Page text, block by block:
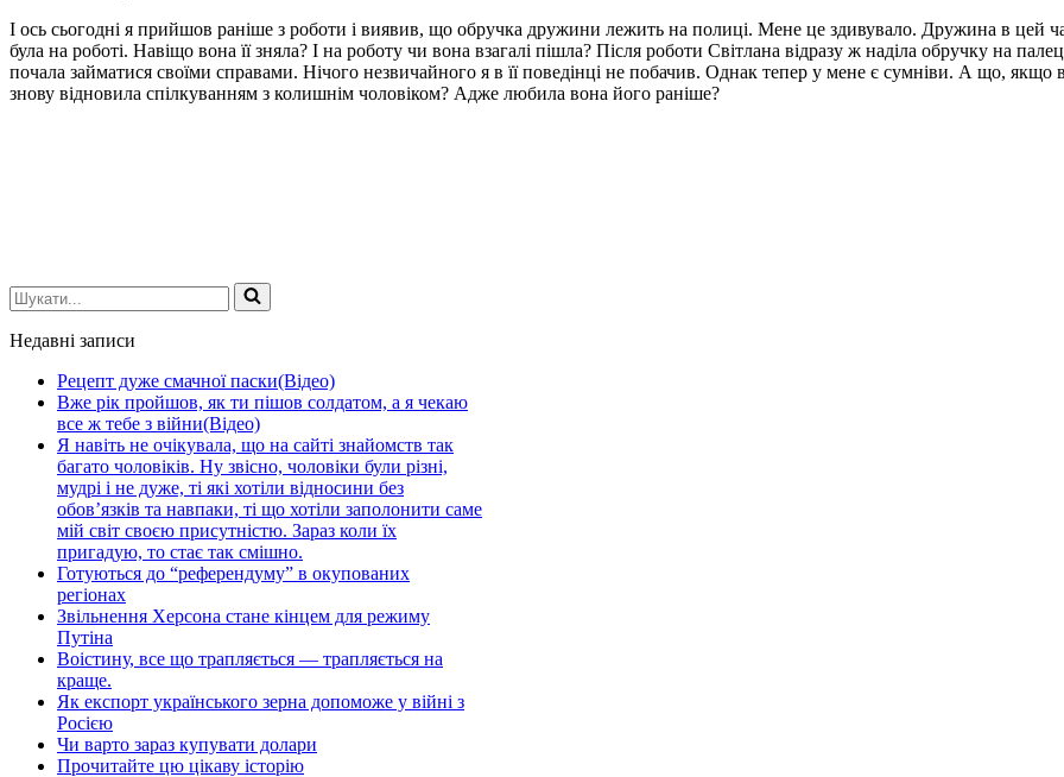
І ось сьогодні я прийшов раніше з роботи і виявив, що обручка дружини лежить на полиці. Мене це здивувало. Дружина в цей
була на роботі. Навіщо вона її зняла? І на роботу чи вона взагалі пішла? Після роботи Світлана відразу ж наділа обручку на
почала займатися своїми справами. Нічого незвичайного я в її поведінці не побачив. Однак тепер у мене є сумніви. А що, якщо
знову відновила спілкуванням з колишнім чоловіком? Адже любила вона його раніше?
Шукати...
Недавні записи
Рецепт дуже смачної паски(Відео)
Вже рік пройшов, як ти пішов солдатом, а я чекаю
все ж тебе з війни(Відео)
Я навіть не очікувала, що на сайті знайомств так
багато чоловіків. Ну звісно, чоловіки були різні,
мудрі і не дуже, ті які хотіли відносини без
обов’язків та навпаки, ті що хотіли заполонити саме
мій світ своєю присутністю. Зараз коли їх
пригадую, то стає так смішно.
Готуються до “референдуму” в окупованих
регіонах
Звільнення Херсона стане кінцем для режиму
Путіна
Воістину, все що трапляється — трапляється на
краще.
Як експорт українського зерна допоможе у війні з
Росією
Чи варто зараз купувати долари
Прочитайте цю цікаву історію